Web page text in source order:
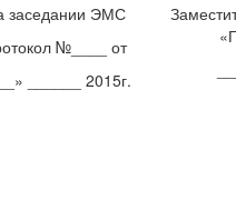
заседании ЭМС
№____ от
______ 2015г.